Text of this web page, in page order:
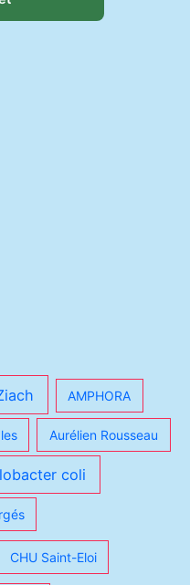
AMPHORA
Aurélien Rousseau
coli
CHU Saint-Eloi